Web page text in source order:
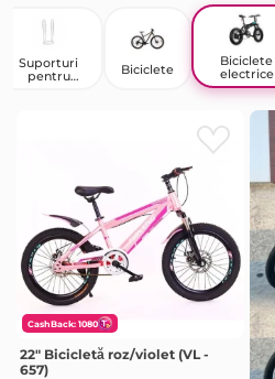
Suporturi
pentru
Biciclete
Biciclete
electrice
CashBack: 1080
22" Bicicletă roz/violet (VL -
657)